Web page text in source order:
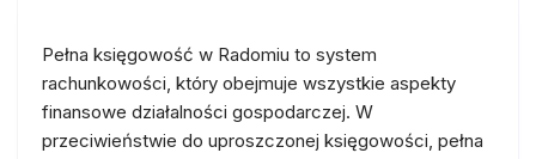
Pełna księgowość w Radomiu to system
rachunkowości, który obejmuje wszystkie aspekty
finansowe działalności gospodarczej. W
przeciwieństwie do uproszczonej księgowości, pełna